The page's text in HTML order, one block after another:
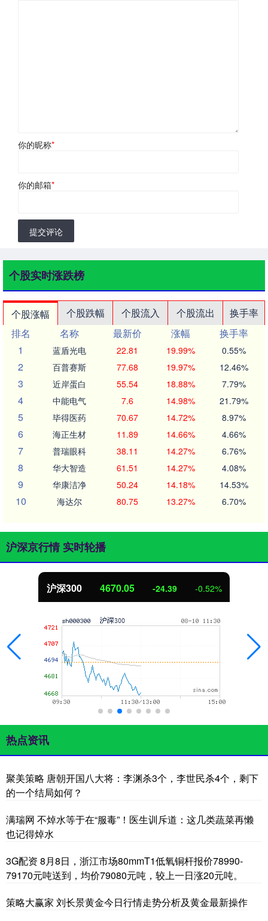
你的昵称*
你的邮箱*
提交评论
个股实时涨跌榜
个股涨幅 个股跌幅 个股流入 个股流出
换手率
排名
名称 最新价 涨幅
换手率
1
蓝盾光电 22.81 19.99% 0.55%
2 百普赛斯 77.68 19.97% 12.46%
3 近岸蛋白 55.54 18.88% 7.79%
4 中能电气 7.6 14.98% 21.79%
5 毕得医药 70.67 14.72% 8.97%
6 海正生材 11.89 14.66% 4.66%
7 普瑞眼科 38.11 14.27% 6.76%
8 华大智造 61.51 14.27% 4.08%
9 华康洁净 50.24 14.18% 14.53%
10 海达尔 80.75 13.27% 6.70%
沪深京行情 实时轮播
沪深300 4670.05 -24.39 -0.52%
热点资讯
聚美策略 唐朝开国八大将：李渊杀3个，李世民杀4个，剩下
的一个结局如何？
满瑞网 不焯水等于在“服毒”！医生训斥道：这几类蔬菜再懒
也记得焯水
3G配资 8月8日，浙江市场80mmT1低氧铜杆报价78990-
79170元吨送到，均价79080元吨，较上一日涨20元吨。
策略大赢家 刘长景黄金今日行情走势分析及黄金最新操作